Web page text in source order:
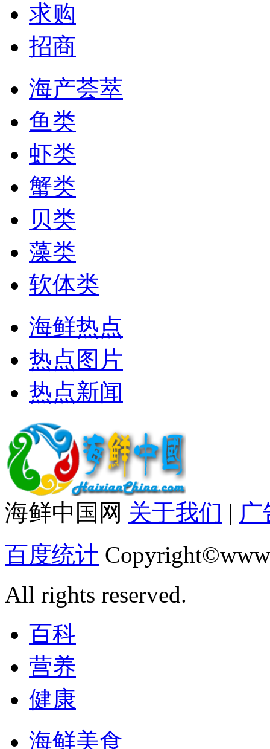
求购
招商
海产荟萃
鱼类
虾类
蟹类
贝类
藻类
软体类
海鲜热点
热点图片
热点新闻
海鲜中国网 关于我们 | 广
百度统计
All rights reserved.
百科
营养
健康
海鲜美食